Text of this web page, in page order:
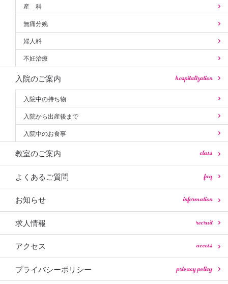
産 科
無痛分娩
婦人科
不妊治療
入院のご案内 hospitalization
入院中の持ち物
入院から出産後まで
入院中のお食事
教室のご案内 class
よくあるご質問 faq
お知らせ information
求人情報 recruit
アクセス access
プライバシーポリシー privacy policy